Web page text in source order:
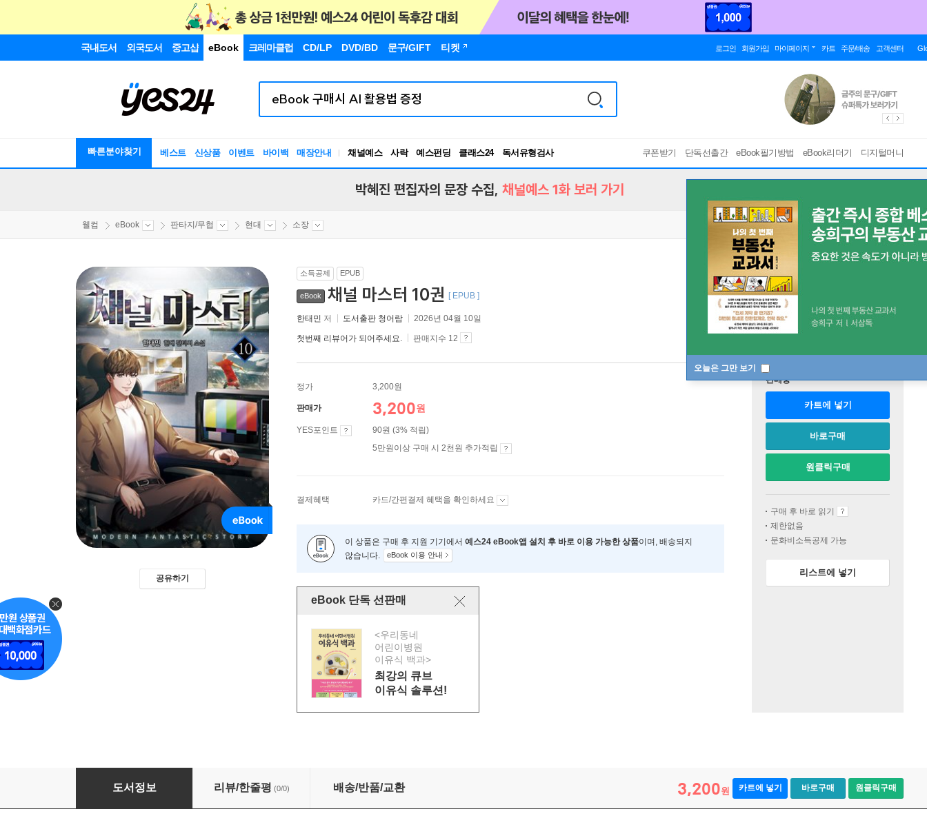
국내도서 외국도서 중고샵 eBook 크레마클럽 CD/LP DVD/BD 문구/GIFT 티켓 로그인 회원가입 마이페이지 카트 주문/배송 고객센터
빠른분야찾기 베스트 신상품 이벤트 바이백 매장안내 채널예스 사락 예스펀딩 클래스24
독서유형검사
RBTI Lab
쿠폰받기 단독선출간 eBook필기방법 eBook리더기 디지털머니
오늘은 그만 보기
박혜진 편집자의 문장 수집, 채널예스 1화 보러 가기
웰컴 eBook 판타지/무협 현대 소장
공유하기
소득공제 EPUB
eBook 채널 마스터 10권 [ EPUB ]
한태민 저 도서출판 청어람 2026년 04월 10일
첫번째 리뷰어가 되어주세요. 판매지수 12
정가 3,200원
판매가 3,200원
YES포인트
90원 (3% 적립)
5만원이상 구매 시 2천원 추가적립
결제혜택 카드/간편결제 혜택을 확인하세요
이 상품은 구매 후 지원 기기에서 예스24 eBook앱 설치 후 바로 이용 가능한 상품이며, 배송되지
않습니다.
eBook 이용 안내
eBook 단독 선판매
<우리동네
어린이병원
이유식 백과>
최강의 큐브
이유식 솔루션!
판매중
카트에 넣기
바로구매
원클릭구매
구매 후 바로 읽기
제한없음
문화비소득공제 가능
리스트에 넣기
채널 마스터 10권
도서정보 리뷰/한줄평 (0/0) 배송/반품/교환 3,200원 카트에 넣기 바로구매 원클릭구매